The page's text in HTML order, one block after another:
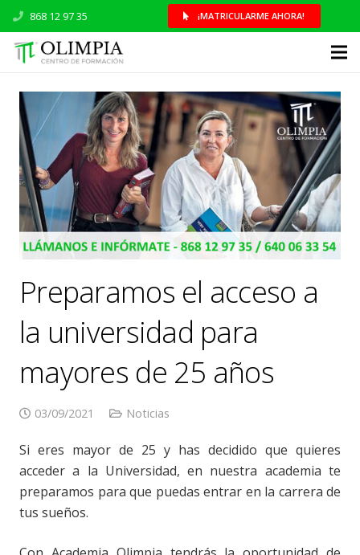
868 12 97 35 ¡MATRICULARME AHORA!
Preparamos el acceso a
la universidad para
mayores de 25 años
03/09/2021 Noticias
Si eres mayor de 25 y has decidido que quieres
acceder a la Universidad, en nuestra academia te
preparamos para que puedas entrar en la carrera de
tus sueños.